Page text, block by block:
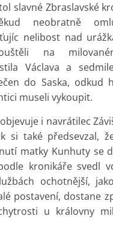
slavné Zbraslavské
neobratně
nelibost nad
na
Václava a
do Saska, odkud
museli vykoupit.
i navrátilec
si také předsevzal,
matky Kunhuty se
kronikáře svedl
ochotnější,
postavení, dostane
u královny